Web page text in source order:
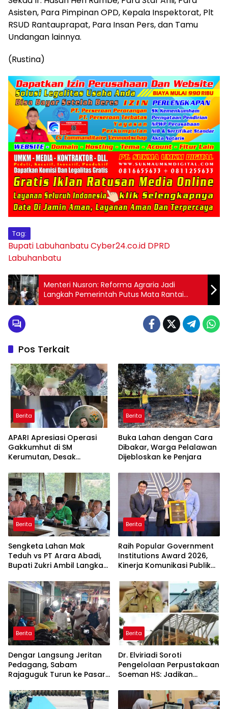
Asisten, Para Pimpinan OPD, Kepala Inspektorat, Plt
RSUD Rantauprapat, Para Insan Pers, dan Tamu
Undangan lainnya.
​(Rustina)
Tag:
Bupati LabuhanbatuCyber24.co.id DPRD
Labuhanbatu
Menteri Nusron: Reforma Agraria Jadi
Langkah Pemerintah Putus Mata Rantai
Kemiskinan Ekstrem
Pos Terkait
Berita
APARI Apresiasi Operasi
Gakkumhut di SM
Kerumutan, Desak
Jaringan Pembalak Liar
Berita
Buka Lahan dengan Cara
Dibakar, Warga Pelalawan
Dijebloskan ke Penjara
Berita
Sengketa Lahan Mak
Teduh vs PT Arara Abadi,
Bupati Zukri Ambil Langkah
Berita
Raih Popular Government
Institutions Award 2026,
Kinerja Komunikasi Publik
Kembali Diakui
Berita
Dengar Langsung Jeritan
Pedagang, Sabam
Rajaguguk Turun ke Pasar
Berita
Dr. Elviriadi Soroti
Pengelolaan Perpustakaan
Soeman HS: Jadikan
Kawah Candradimuka
Intelektual